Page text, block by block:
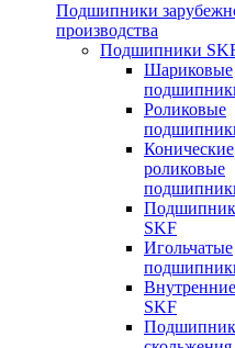
Подшипники
производства
Подшипники
Шариковые
Роликовые
Конические
роликовые
SKF
Игольчатые
SKF